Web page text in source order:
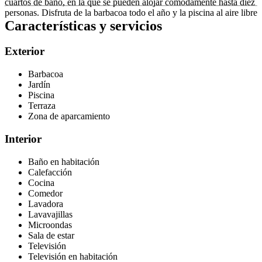
personas. Disfruta de la barbacoa todo el año y la piscina al aire libre
Características y servicios
Exterior
Barbacoa
Jardín
Piscina
Terraza
Zona de aparcamiento
Interior
Baño en habitación
Calefacción
Cocina
Comedor
Lavadora
Lavavajillas
Microondas
Sala de estar
Televisión
Televisión en habitación